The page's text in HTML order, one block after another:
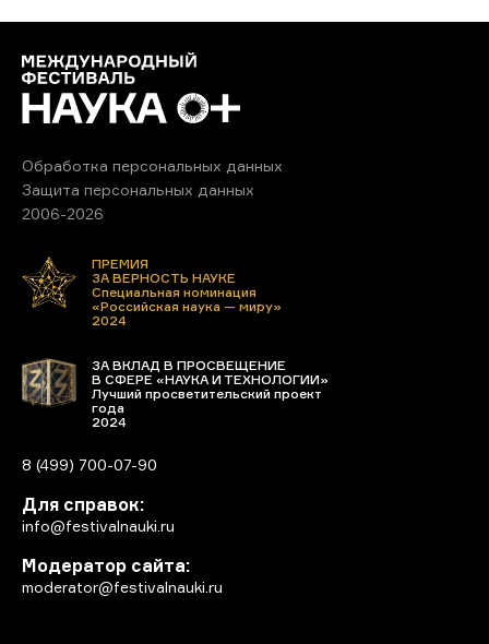
Обработка персональных данных
Защита персональных данных
2006-2026
ПРЕМИЯ
ЗА ВЕРНОСТЬ НАУКЕ
Специальная номинация
«Российская наука — миру»
2024
ЗА ВКЛАД В ПРОСВЕЩЕНИЕ
В СФЕРЕ «НАУКА И ТЕХНОЛОГИИ»
Лучший просветительский проект
года
2024
8 (499) 700-07-90
Для справок:
info@festivalnauki.ru
Модератор сайта:
moderator@festivalnauki.ru